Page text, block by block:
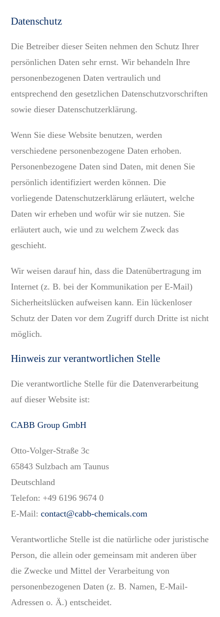
Datenschutz
Die Betreiber dieser Seiten nehmen den Schutz Ihrer
persönlichen Daten sehr ernst. Wir behandeln Ihre
personenbezogenen Daten vertraulich und
entsprechend den gesetzlichen Datenschutzvorschriften
sowie dieser Datenschutzerklärung.
Wenn Sie diese Website benutzen, werden
verschiedene personenbezogene Daten erhoben.
Personenbezogene Daten sind Daten, mit denen Sie
persönlich identifiziert werden können. Die
vorliegende Datenschutzerklärung erläutert, welche
Daten wir erheben und wofür wir sie nutzen. Sie
erläutert auch, wie und zu welchem Zweck das
geschieht.
Wir weisen darauf hin, dass die Datenübertragung im
Internet (z. B. bei der Kommunikation per E-Mail)
Sicherheitslücken aufweisen kann. Ein lückenloser
Schutz der Daten vor dem Zugriff durch Dritte ist nicht
möglich.
Hinweis zur verantwortlichen Stelle
Die verantwortliche Stelle für die Datenverarbeitung
auf dieser Website ist:
CABB Group GmbH
Otto-Volger-Straße 3c
65843 Sulzbach am Taunus
Deutschland
Telefon: +49 6196 9674 0
E-Mail:contact@cabb-chemicals.com
Verantwortliche Stelle ist die natürliche oder juristische
Person, die allein oder gemeinsam mit anderen über
die Zwecke und Mittel der Verarbeitung von
personenbezogenen Daten (z. B. Namen, E-Mail-
Adressen o. Ä.) entscheidet.